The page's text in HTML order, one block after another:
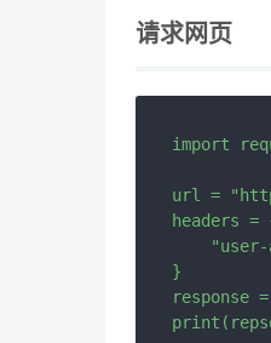
请求网页
import
url =
headers =
}
response